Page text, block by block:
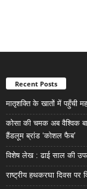
Recent Posts
मातृशक्ति के खातों में पहुँची
कोसा की चमक अब वैश्विक
हैंडलूम ब्रांड ‘कोशल फैब’
विशेष लेख : ढाई साल की
राष्ट्रीय हथकरघा दिवस पर